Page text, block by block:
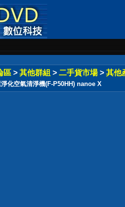
區 > 其他群組 > 二手貨市場 > 其他
化空氣清淨機(F-P50HH) nanoe X